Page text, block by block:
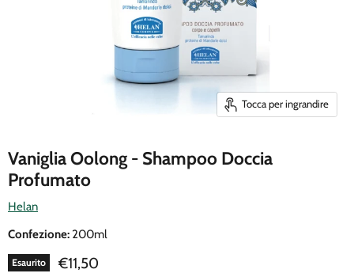
Tocca per ingrandire
Vaniglia Oolong - Shampoo Doccia
Profumato
Helan
Confezione: 200ml
Esaurito Prezzo attuale
€11,50